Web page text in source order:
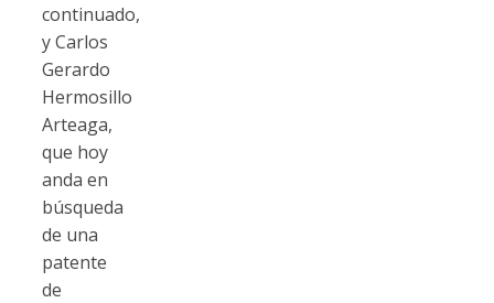
continuado,
y Carlos
Gerardo
Hermosillo
Arteaga,
que hoy
anda en
búsqueda
de una
patente
de